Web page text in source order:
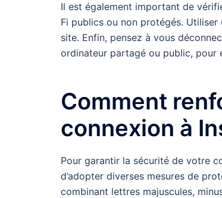
Il est également important de
Fi publics ou non protégés.
site. Enfin, pensez à vous
ordinateur partagé ou public,
Comment
connexion à
Pour garantir la sécurité de votre
d’adopter diverses mesures de
combinant lettres majuscules,